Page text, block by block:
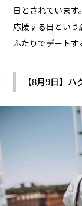
日とされていま
応援する日という
ふたりでデートす
【8月9日】ハ